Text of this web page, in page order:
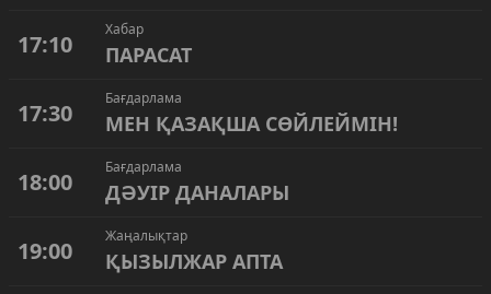
17:10
Хабар
ПАРАСАТ
17:30
Бағдарлама
МЕН ҚАЗАҚША СӨЙЛЕЙМІН!
18:00
Бағдарлама
ДӘУІР ДАНАЛАРЫ
19:00
Жаңалықтар
ҚЫЗЫЛЖАР АПТА